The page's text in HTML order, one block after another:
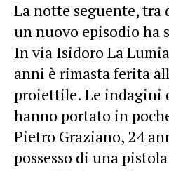
La notte seguente, tra
un nuovo episodio ha
In via Isidoro La
anni è rimasta ferita
proiettile. Le indagini
hanno portato in
Pietro Graziano, 24
possesso di una